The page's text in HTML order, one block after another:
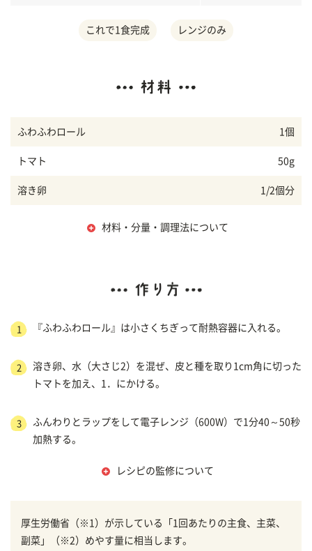
これで1食完成 レンジのみ
ふわふわロール 1個
トマト 50g
溶き卵 1/2個分
材料・分量・調理法について
1 『ふわふわロール』は小さくちぎって耐熱容器に入れる。
2
溶き卵、水（大さじ2）を混ぜ、皮と種を取り1cm角に切った
トマトを加え、1．にかける。
3
ふんわりとラップをして電子レンジ（600W）で1分40～50秒
加熱する。
レシピの監修について
厚生労働省（※1）が示している「1回あたりの主食、主菜、
副菜」（※2）めやす量に相当します。